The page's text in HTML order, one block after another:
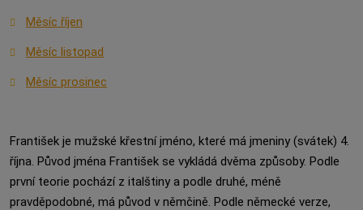
Měsíc říjen
Měsíc listopad
Měsíc prosinec
František je mužské křestní jméno, které má jmeniny (svátek) 4.
října. Původ jména František se vykládá dvěma způsoby. Podle
první teorie pochází z italštiny a podle druhé, méně
pravděpodobné, má původ v němčině. Podle německé verze,